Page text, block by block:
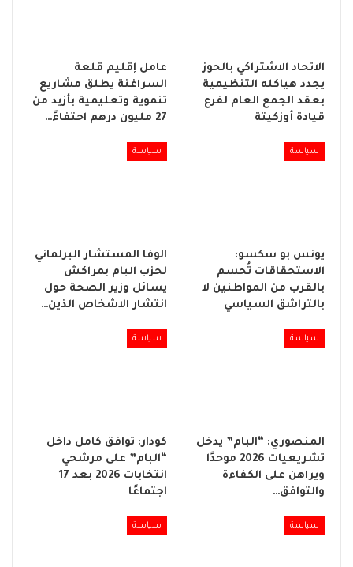
الاتحاد الاشتراكي بالحوز
يجدد هياكله التنظيمية
بعقد الجمع العام لفرع
قيادة أوزكيتة
عامل إقليم قلعة
السراغنة يطلق مشاريع
تنموية وتعليمية بأزيد من
27 مليون درهم احتفاءً…
سياسة
يونس بو سكسو:
الاستحقاقات تُحسم
بالقرب من المواطنين لا
بالتراشق السياسي
سياسة
الوفا المستشار البرلماني
لحزب البام بمراكش
يسائل وزير الصحة حول
انتشار الاشخاص الذين…
سياسة
المنصوري: “البام” يدخل
تشريعيات 2026 موحدًا
ويراهن على الكفاءة
والتوافق…
سياسة
كودار: توافق كامل داخل
“البام” على مرشحي
انتخابات 2026 بعد 17
اجتماعًا
سياسة سياسة